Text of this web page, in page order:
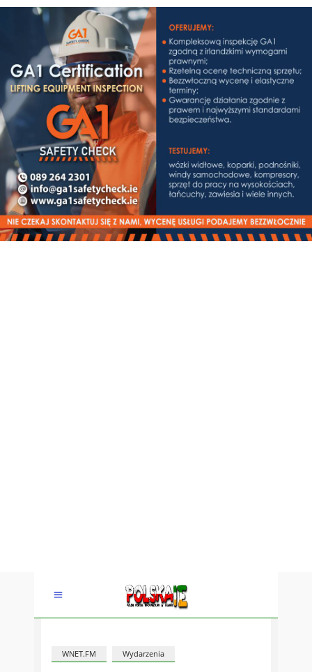
WNET.FM Wydarzenia